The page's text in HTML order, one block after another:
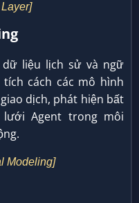
liệu lịch sử và ngữ
tích cách các mô hình
dịch, phát hiện bất
Agent trong môi
Modeling]